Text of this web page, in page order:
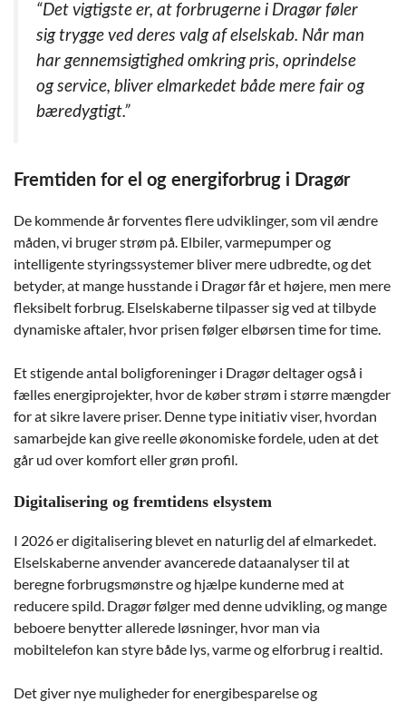
“Det vigtigste er, at forbrugerne i Dragør føler
sig trygge ved deres valg af elselskab. Når man
har gennemsigtighed omkring pris, oprindelse
og service, bliver elmarkedet både mere fair og
bæredygtigt.”
Fremtiden for el og energiforbrug i Dragør
De kommende år forventes flere udviklinger, som vil ændre
måden, vi bruger strøm på. Elbiler, varmepumper og
intelligente styringssystemer bliver mere udbredte, og det
betyder, at mange husstande i Dragør får et højere, men mere
fleksibelt forbrug. Elselskaberne tilpasser sig ved at tilbyde
dynamiske aftaler, hvor prisen følger elbørsen time for time.
Et stigende antal boligforeninger i Dragør deltager også i
fælles energiprojekter, hvor de køber strøm i større mængder
for at sikre lavere priser. Denne type initiativ viser, hvordan
samarbejde kan give reelle økonomiske fordele, uden at det
går ud over komfort eller grøn profil.
Digitalisering og fremtidens elsystem
I 2026 er digitalisering blevet en naturlig del af elmarkedet.
Elselskaberne anvender avancerede dataanalyser til at
beregne forbrugsmønstre og hjælpe kunderne med at
reducere spild. Dragør følger med denne udvikling, og mange
beboere benytter allerede løsninger, hvor man via
mobiltelefon kan styre både lys, varme og elforbrug i realtid.
Det giver nye muligheder for energibesparelse og